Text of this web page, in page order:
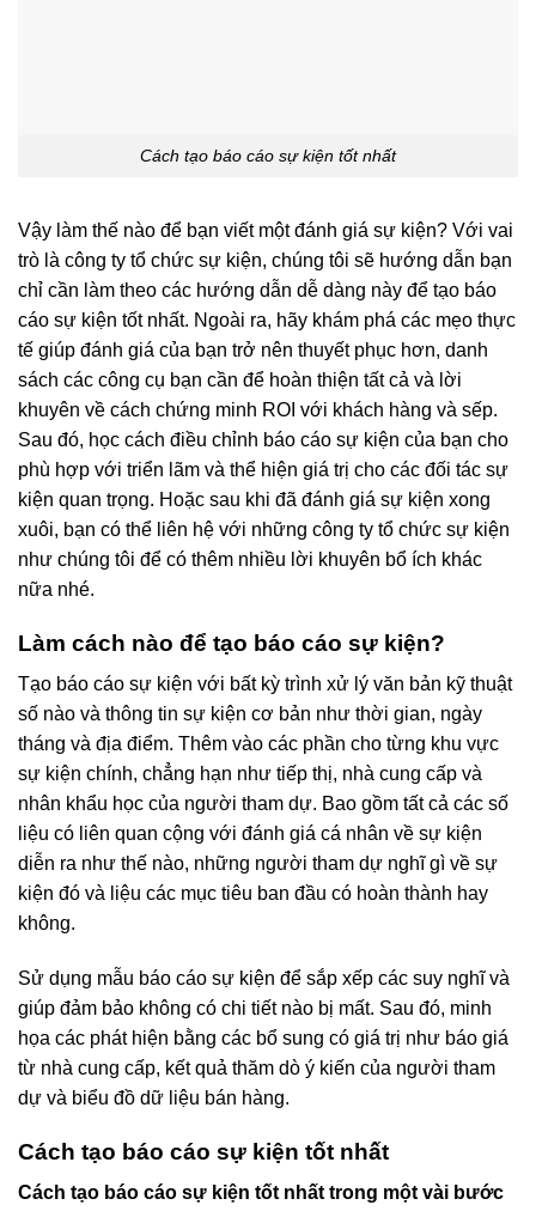
Cách tạo báo cáo sự kiện tốt nhất
Vậy làm thế nào để bạn viết một đánh giá sự kiện? Với vai
trò là công ty tổ chức sự kiện, chúng tôi sẽ hướng dẫn bạn
chỉ cần làm theo các hướng dẫn dễ dàng này để tạo báo
cáo sự kiện tốt nhất. Ngoài ra, hãy khám phá các mẹo thực
tế giúp đánh giá của bạn trở nên thuyết phục hơn, danh
sách các công cụ bạn cần để hoàn thiện tất cả và lời
khuyên về cách chứng minh ROI với khách hàng và sếp.
Sau đó, học cách điều chỉnh báo cáo sự kiện của bạn cho
phù hợp với triển lãm và thể hiện giá trị cho các đối tác sự
kiện quan trọng. Hoặc sau khi đã đánh giá sự kiện xong
xuôi, bạn có thể liên hệ với những công ty tổ chức sự kiện
như chúng tôi để có thêm nhiều lời khuyên bổ ích khác
nữa nhé.
Làm cách nào để tạo báo cáo sự kiện?
Tạo báo cáo sự kiện với bất kỳ trình xử lý văn bản kỹ thuật
số nào và thông tin sự kiện cơ bản như thời gian, ngày
tháng và địa điểm. Thêm vào các phần cho từng khu vực
sự kiện chính, chẳng hạn như tiếp thị, nhà cung cấp và
nhân khẩu học của người tham dự. Bao gồm tất cả các số
liệu có liên quan cộng với đánh giá cá nhân về sự kiện
diễn ra như thế nào, những người tham dự nghĩ gì về sự
kiện đó và liệu các mục tiêu ban đầu có hoàn thành hay
không.
Sử dụng mẫu báo cáo sự kiện để sắp xếp các suy nghĩ và
giúp đảm bảo không có chi tiết nào bị mất. Sau đó, minh
họa các phát hiện bằng các bổ sung có giá trị như báo giá
từ nhà cung cấp, kết quả thăm dò ý kiến của người tham
dự và biểu đồ dữ liệu bán hàng.
Cách tạo báo cáo sự kiện tốt nhất
Cách tạo báo cáo sự kiện tốt nhất trong một vài bước